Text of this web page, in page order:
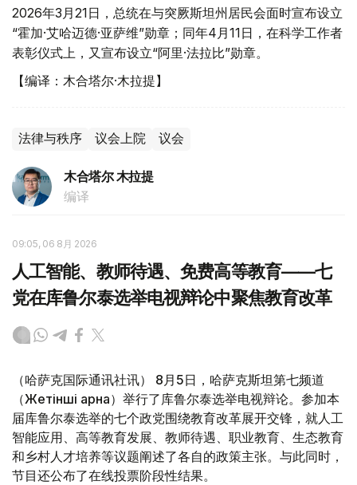
2026年3月21日，总统在与突厥斯坦州居民会面时宣布设立
“霍加·艾哈迈德·亚萨维”勋章；同年4月11日，在科学工作者
表彰仪式上，又宣布设立“阿里·法拉比”勋章。
【编译：木合塔尔·木拉提】
法律与秩序 议会上院 议会
木合塔尔 木拉提
编译
09:05, 06 8月 2026
人工智能、教师待遇、免费高等教育——七
党在库鲁尔泰选举电视辩论中聚焦教育改革
（哈萨克国际通讯社讯） 8月5日，哈萨克斯坦第七频道
（Жетінші арна）举行了库鲁尔泰选举电视辩论。参加本
届库鲁尔泰选举的七个政党围绕教育改革展开交锋，就人工
智能应用、高等教育发展、教师待遇、职业教育、生态教育
和乡村人才培养等议题阐述了各自的政策主张。与此同时，
节目还公布了在线投票阶段性结果。